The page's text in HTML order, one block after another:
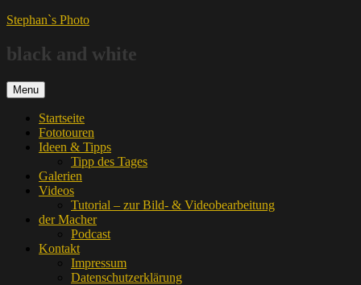
Skip
content
Stephan`s Photo
black and white
Menu
Startseite
Fototouren
Ideen & Tipps
Tipp des Tages
Galerien
Videos
Tutorial – zur Bild- & Videobearbeitung
der Macher
Podcast
Kontakt
Impressum
Datenschutzerklärung